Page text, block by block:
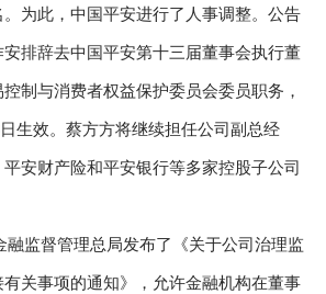
为此，中国平安进行了人事调整。公告
排辞去中国平安第十三届董事会执行董
制与消费者权益保护委员会委员职务，
生效。蔡方方将继续担任公司副总经
安财产险和平安银行等多家控股子公司
融监督管理总局发布了《关于公司治理监
关事项的通知》，允许金融机构在董事